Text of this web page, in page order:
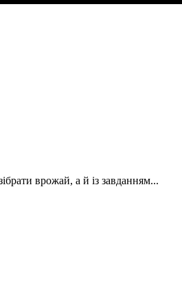
врожай, а й із завданням...